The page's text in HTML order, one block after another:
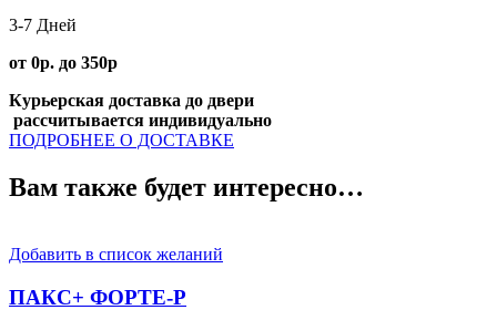
3-7 Дней
от 0р. до 350р
Курьерская доставка до двери
рассчитывается индивидуально
ПОДРОБНЕЕ О ДОСТАВКЕ
Вам также будет интересно…
Добавить в список желаний
ПАКС+ ФОРТЕ-Р